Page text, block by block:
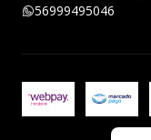
56999495046